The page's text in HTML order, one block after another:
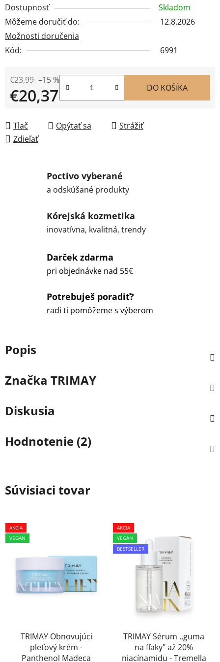
Dostupnosť
Skladom
Môžeme doručiť do:
12.8.2026
Možnosti doručenia
Kód:
6991
€23,99 –15 %
€20,37 DO KOŠÍKA
Tlač Opýtať sa
Strážiť
Zdieľať
Poctivo vyberané
a odskúšané produkty
Kórejská kozmetika
inovatívna, kvalitná, trendy
Darček zdarma
pri objednávke nad 55€
Potrebuješ poradiť?
radi ti pomôžeme s výberom
Popis
Značka TRIMAY
Diskusia
Hodnotenie (2)
Súvisiaci tovar
AKCIA
VEGAN
TRIMAY Obnovujúci
pleťový krém -
Panthenol Madeca
AKCIA
VEGAN
BESTSELLER
TRIMAY Sérum ,,guma
na fľaky" až 20%
niacínamidu - Tremella